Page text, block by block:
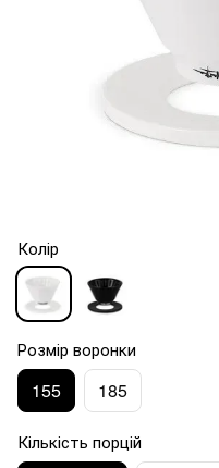
Колір
Розмір воронки
155 185
Кількість порцій